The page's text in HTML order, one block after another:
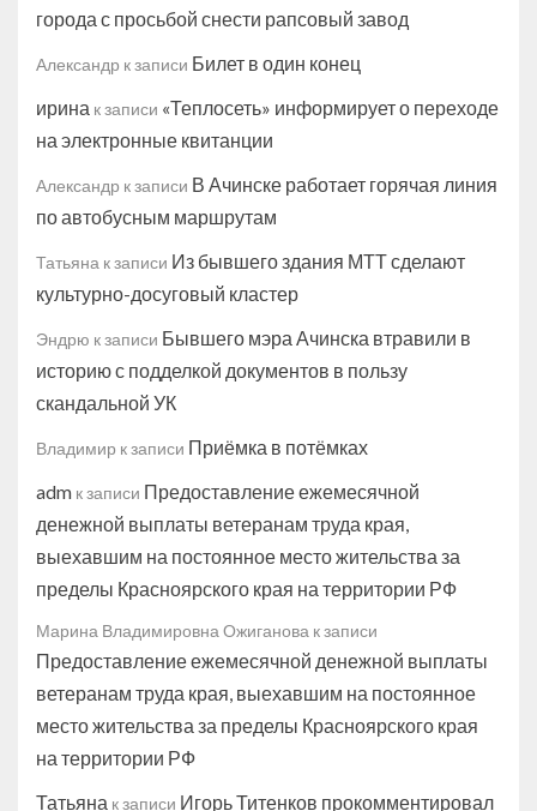
города с просьбой снести рапсовый завод
Александр к записи Билет в один конец
ирина к записи «Теплосеть» информирует о переходе
на электронные квитанции
Александр к записи В Ачинске работает горячая линия
по автобусным маршрутам
Татьяна к записи Из бывшего здания МТТ сделают
культурно-досуговый кластер
Эндрю к записи Бывшего мэра Ачинска втравили в
историю с подделкой документов в пользу
скандальной УК
Владимир к записи Приёмка в потёмках
adm к записи Предоставление ежемесячной
денежной выплаты ветеранам труда края,
выехавшим на постоянное место жительства за
пределы Красноярского края на территории РФ
Марина Владимировна Ожиганова к записи
Предоставление ежемесячной денежной выплаты
ветеранам труда края, выехавшим на постоянное
место жительства за пределы Красноярского края
на территории РФ
Татьяна к записи Игорь Титенков прокомментировал